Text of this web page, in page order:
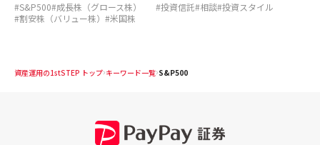
#S&P500#成長株（グロース株）
#割安株（バリュー株） #米国株
#投資信託#相談#投資スタイル
資産運用の1stSTEP トップ キーワード一覧 S&P500